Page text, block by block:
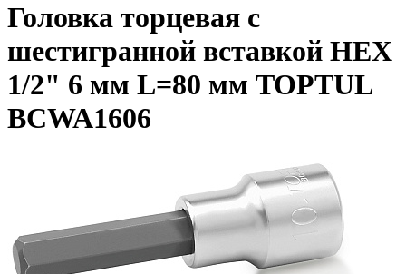
Головка торцевая с
шестигранной вставкой HEX
1/2" 6 мм L=80 мм TOPTUL
BCWA1606